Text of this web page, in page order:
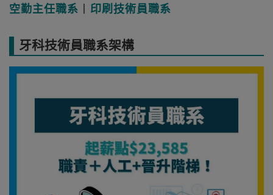
空勤主任職系 丨 印刷技術員職系
牙科技術員職系架構